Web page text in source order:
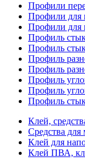
Профили
Профили для
Профили для
Профиль
Профиль
Профиль
Профиль
Профиль
Профиль
Профиль
Клей,
Средства
Клей для
Клей ПВА,